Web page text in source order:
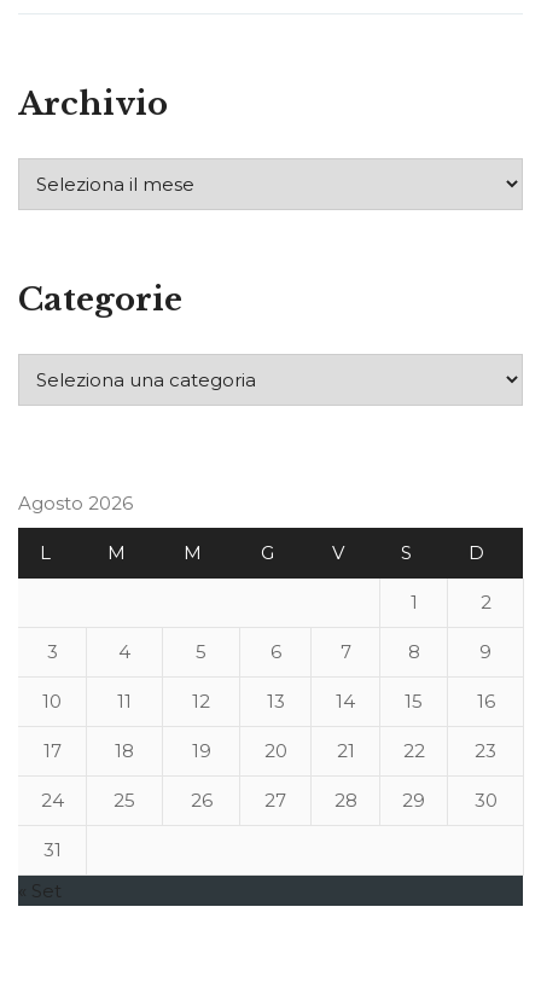
Archivio
Categorie
Agosto 2026
L M M G V S D
1 2
3 4 5 6 7 8 9
10 11 12 13 14 15 16
17 18 19 20 21 22 23
24 25 26 27 28 29 30
31
« Set